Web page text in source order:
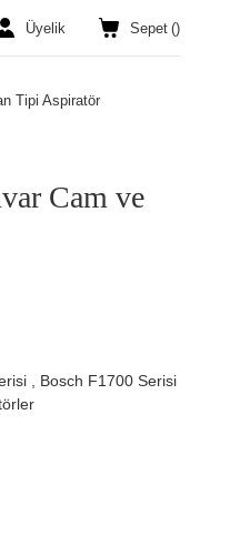
Üyelik Sepet ()
Tipi Aspiratör
Cam ve
Bosch F1700 Serisi